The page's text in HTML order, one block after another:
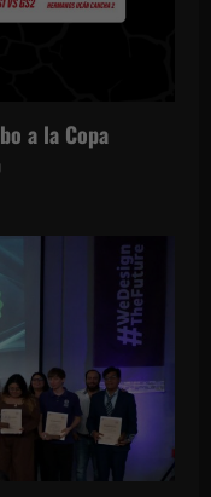
a la Copa